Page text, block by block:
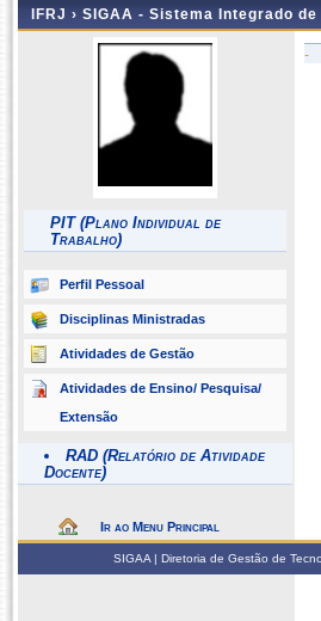
IFRJ › SIGAA - Sistema Integrado
PIT (Plano Individual de
Trabalho)
Perfil Pessoal
Disciplinas Ministradas
Atividades de Gestão
Atividades de Ensino/ Pesquisa/
Extensão
RAD (Relatório de Atividade
Docente)
Ir ao Menu Principal
-
SIGAA | Diretoria de Gestão de